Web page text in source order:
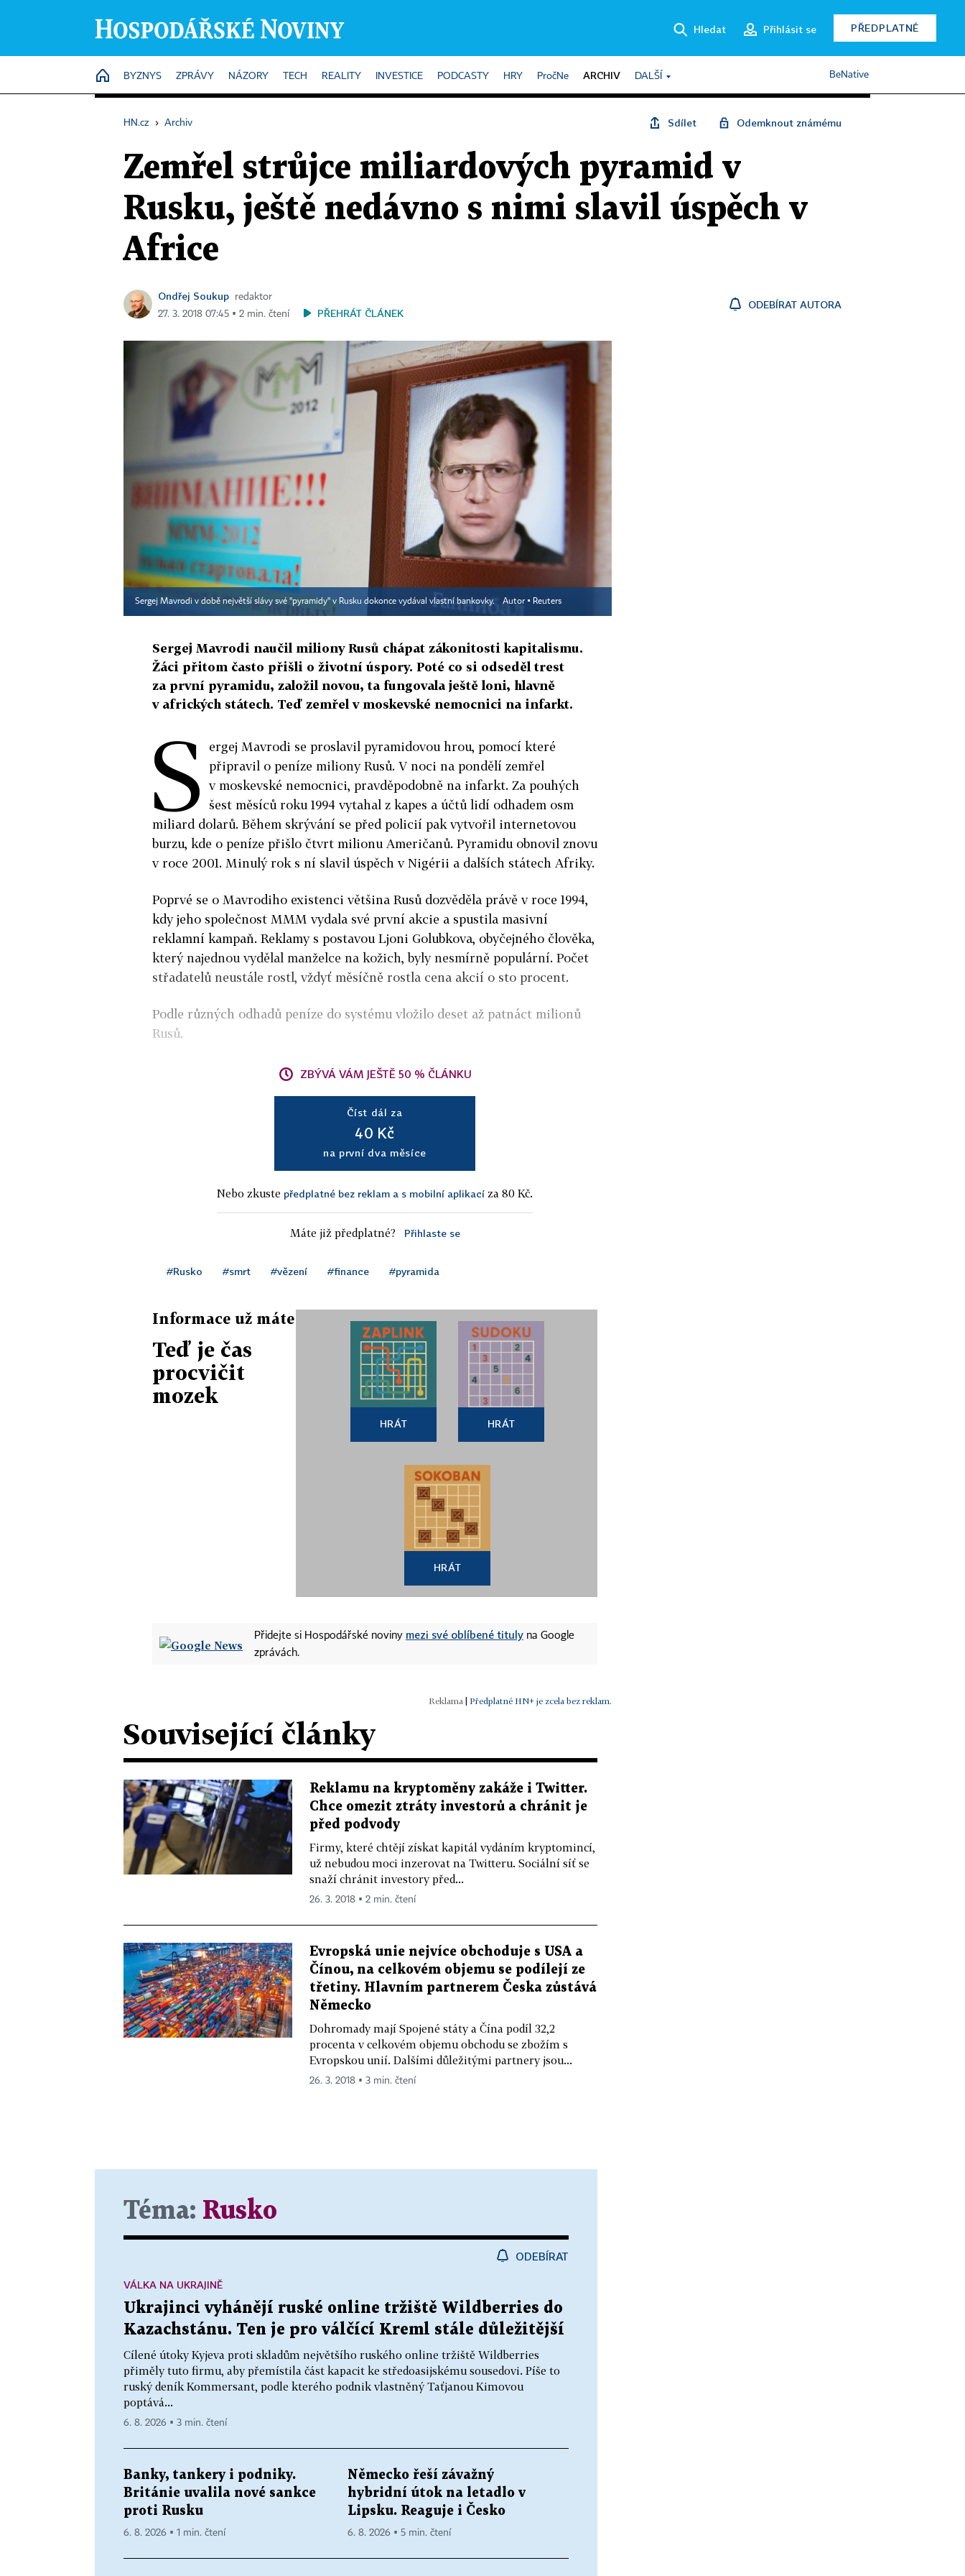
Hledat Přihlásit se PŘEDPLATNÉ
HOME
BYZNYS ZPRÁVY NÁZORY TECH REALITY INVESTICE PODCASTY HRY PročNe ARCHIV DALŠÍ BeNative
HN.cz › Archiv Sdílet Odemknout známému
Zemřel strůjce miliardových pyramid v
Rusku, ještě nedávno s nimi slavil úspěch v
Africe
Ondřej Soukup
redaktor
27. 3. 2018 07:45 ▪ 2 min. čtení
PŘEHRÁT ČLÁNEK
ODEBÍRAT AUTORA
Sergej Mavrodi v době největší slávy své "pyramidy" v Rusku dokonce vydával vlastní bankovky. Autor ▪ Reuters
Sergej Mavrodi naučil miliony Rusů chápat zákonitosti kapitalismu.
Žáci přitom často přišli o životní úspory. Poté co si odseděl trest
za první pyramidu, založil novou, ta fungovala ještě loni, hlavně
v afrických státech. Teď zemřel v moskevské nemocnici na infarkt.
S
ergej Mavrodi se proslavil pyramidovou hrou, pomocí které
připravil o peníze miliony Rusů. V noci na pondělí zemřel
v moskevské nemocnici, pravděpodobně na infarkt. Za pouhých
šest měsíců roku 1994 vytahal z kapes a účtů lidí odhadem osm
miliard dolarů. Během skrývání se před policií pak vytvořil internetovou
burzu, kde o peníze přišlo čtvrt milionu Američanů. Pyramidu obnovil znovu
v roce 2001. Minulý rok s ní slavil úspěch v Nigérii a dalších státech Afriky.
Poprvé se o Mavrodiho existenci většina Rusů dozvěděla právě v roce 1994,
kdy jeho společnost MMM vydala své první akcie a spustila masivní
reklamní kampaň. Reklamy s postavou Ljoni Golubkova, obyčejného člověka,
který najednou vydělal manželce na kožich, byly nesmírně populární. Počet
střadatelů neustále rostl, vždyť měsíčně rostla cena akcií o sto procent.
Podle různých odhadů peníze do systému vložilo deset až patnáct milionů
Rusů.
ZBÝVÁ VÁM JEŠTĚ 50 % ČLÁNKU
Číst dál za
40 Kč
na první dva měsíce
Nebo zkuste předplatné bez reklam a s mobilní aplikací za 80 Kč.
Máte již předplatné? Přihlaste se
#Rusko #smrt #vězení #finance #pyramida
Informace už máte
Teď je čas
procvičit
mozek
HRÁT HRÁT
HRÁT
Přidejte si Hospodářské noviny mezi své oblíbené tituly na Google
zprávách.
| Předplatné HN+ je zcela bez reklam.
Související články
Reklamu na kryptoměny zakáže i Twitter.
Chce omezit ztráty investorů a chránit je
před podvody
Firmy, které chtějí získat kapitál vydáním kryptomincí,
už nebudou moci inzerovat na Twitteru. Sociální síť se
snaží chránit investory před...
26. 3. 2018 ▪ 2 min. čtení
Evropská unie nejvíce obchoduje s USA a
Čínou, na celkovém objemu se podílejí ze
třetiny. Hlavním partnerem Česka zůstává
Německo
Dohromady mají Spojené státy a Čína podíl 32,2
procenta v celkovém objemu obchodu se zbožím s
Evropskou unií. Dalšími důležitými partnery jsou...
26. 3. 2018 ▪ 3 min. čtení
Téma: Rusko
ODEBÍRAT
Ukrajinci vyhánějí ruské online tržiště Wildberries do
Kazachstánu. Ten je pro válčící Kreml stále důležitější
Cílené útoky Kyjeva proti skladům největšího ruského online tržiště Wildberries
přiměly tuto firmu, aby přemístila část kapacit ke středoasijskému sousedovi. Píše to
ruský deník Kommersant, podle kterého podnik vlastněný Taťjanou Kimovou
poptává...
VÁLKA NA UKRAJINĚ
6. 8. 2026 ▪ 3 min. čtení
Banky, tankery i podniky.
Británie uvalila nové sankce
proti Rusku
6. 8. 2026 ▪ 1 min. čtení
Německo řeší závažný
hybridní útok na letadlo v
Lipsku. Reaguje i Česko
6. 8. 2026 ▪ 5 min. čtení